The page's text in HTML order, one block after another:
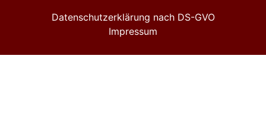
Datenschutzerklärung nach DS-GVO
Impressum